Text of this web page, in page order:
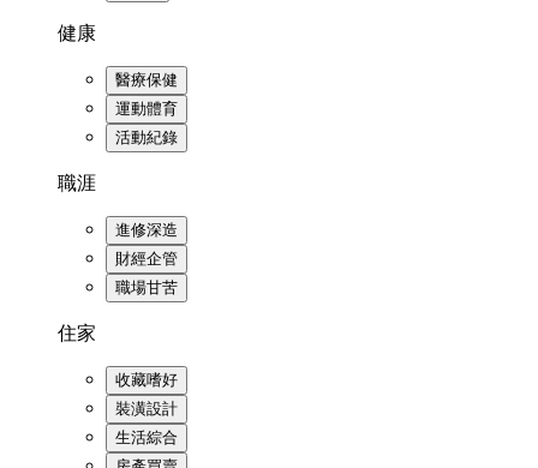
健康
醫療保健
運動體育
活動紀錄
職涯
進修深造
財經企管
職場甘苦
住家
收藏嗜好
裝潢設計
生活綜合